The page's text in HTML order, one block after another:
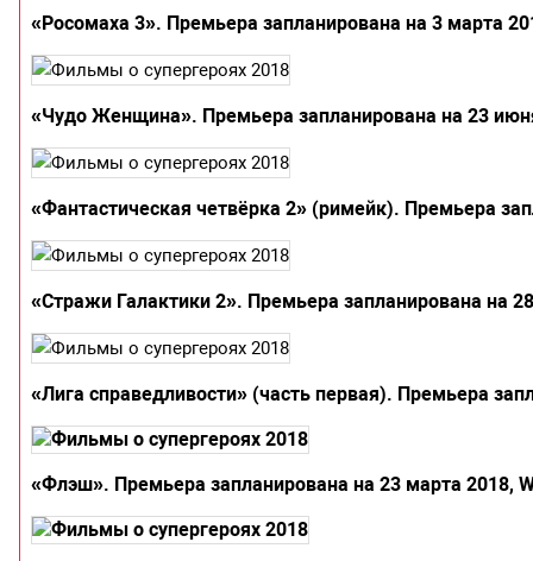
«Росомаха 3». Премьера запланирована на 3 марта
«Чудо Женщина». Премьера запланирована на 23
«Фантастическая четвёрка 2» (римейк). Премьера
«Стражи Галактики 2». Премьера запланирована на
«Лига справедливости» (часть первая). Премьера
«Флэш». Премьера запланирована на 23 марта 2018,